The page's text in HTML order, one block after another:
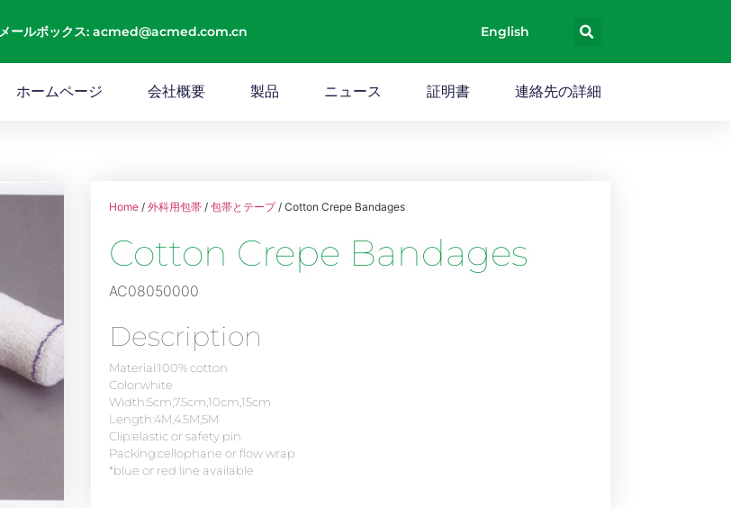
メールボックス: acmed@acmed.com.cn English
ホームページ 会社概要 製品 ニュース 証明書 連絡先の詳細
Home /外科用包帯 /包帯とテープ/ Cotton Crepe Bandages
Cotton Crepe Bandages
AC08050000
Description
Material:100% cotton
Color:white
Width:5cm,7.5cm,10cm,15cm
Length:4M,4.5M,5M
Clip:elastic or safety pin
Packing:cellophane or flow wrap
*blue or red line available